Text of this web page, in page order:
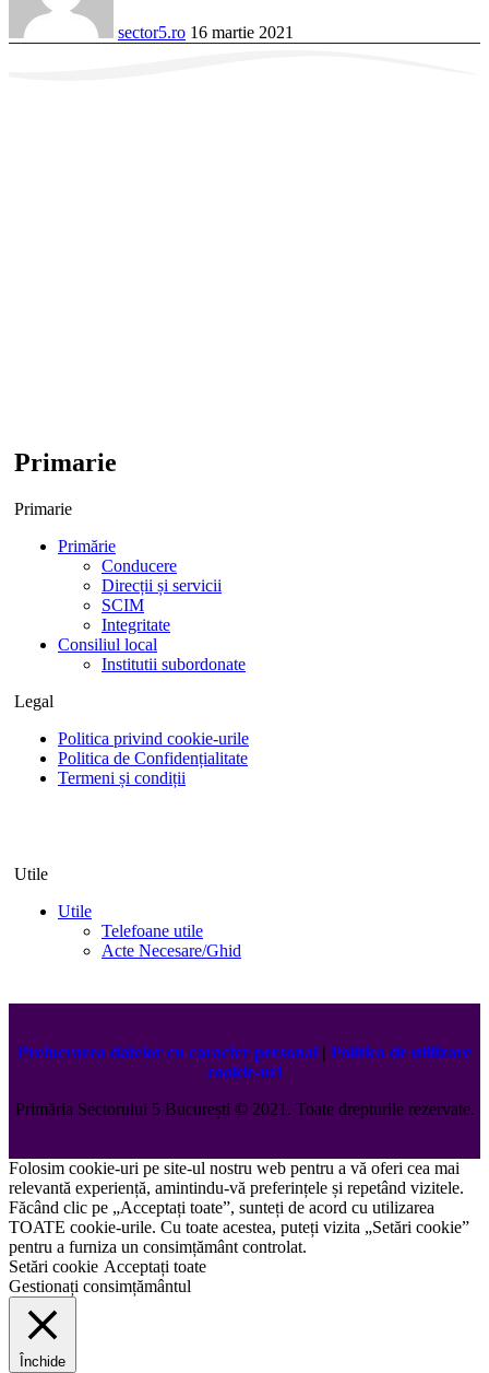
sector5.ro 16 martie 2021
Primarie
Primarie
Primărie
Conducere
Direcții și servicii
SCIM
Integritate
Consiliul local
Institutii subordonate
Legal
Politica privind cookie-urile
Politica de Confidențialitate
Termeni și condiții
Utile
Utile
Telefoane utile
Acte Necesare/Ghid
Prelucrarea datelor cu caracter personal | Politica de utilizare
cookie-uri
Primăria Sectorului 5 București ©️2021. Toate drepturile rezervate.
Folosim cookie-uri pe site-ul nostru web pentru a vă oferi cea mai
relevantă experiență, amintindu-vă preferințele și repetând vizitele.
Făcând clic pe „Acceptați toate”, sunteți de acord cu utilizarea
TOATE cookie-urile. Cu toate acestea, puteți vizita „Setări cookie”
pentru a furniza un consimțământ controlat.
Setări cookie Acceptați toate
Gestionați consimțământul
Închide